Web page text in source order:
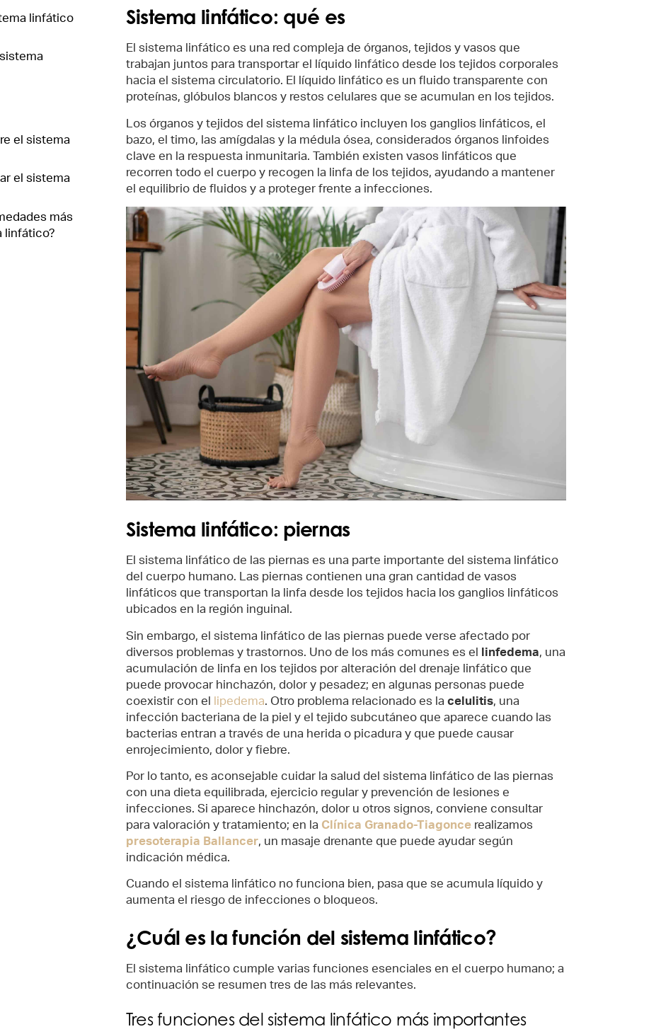
linfático
el sistema
el sistema
más
linfático?
Sistema linfático: qué es
El sistema linfático es una red compleja de órganos, tejidos y vasos que
trabajan juntos para transportar el líquido linfático desde los tejidos corporales
hacia el sistema circulatorio. El líquido linfático es un fluido transparente con
proteínas, glóbulos blancos y restos celulares que se acumulan en los tejidos.
Los órganos y tejidos del sistema linfático incluyen los ganglios linfáticos, el
bazo, el timo, las amígdalas y la médula ósea, considerados órganos linfoides
clave en la respuesta inmunitaria. También existen vasos linfáticos que
recorren todo el cuerpo y recogen la linfa de los tejidos, ayudando a mantener
el equilibrio de fluidos y a proteger frente a infecciones.
Sistema linfático: piernas
El sistema linfático de las piernas es una parte importante del sistema linfático
del cuerpo humano. Las piernas contienen una gran cantidad de vasos
linfáticos que transportan la linfa desde los tejidos hacia los ganglios linfáticos
ubicados en la región inguinal.
Sin embargo, el sistema linfático de las piernas puede verse afectado por
diversos problemas y trastornos. Uno de los más comunes es el
linfedema, una
acumulación de linfa en los tejidos por alteración del drenaje linfático que
puede provocar hinchazón, dolor y pesadez; en algunas personas puede
coexistir con el
lipedema. Otro problema relacionado es la celulitis, una
infección bacteriana de la piel y el tejido subcutáneo que aparece cuando las
bacterias entran a través de una herida o picadura y que puede causar
enrojecimiento, dolor y fiebre.
Por lo tanto, es aconsejable cuidar la salud del sistema linfático de las piernas
con una dieta equilibrada, ejercicio regular y prevención de lesiones e
infecciones. Si aparece hinchazón, dolor u otros signos, conviene consultar
para valoración y tratamiento; en la Clínica Granado-Tiagoncerealizamos
presoterapia Ballancer, un masaje drenante que puede ayudar según
indicación médica.
Cuando el sistema linfático no funciona bien, pasa que se acumula líquido y
aumenta el riesgo de infecciones o bloqueos.
¿Cuál es la función del sistema linfático?
El sistema linfático cumple varias funciones esenciales en el cuerpo humano; a
continuación se resumen tres de las más relevantes.
Tres funciones del sistema linfático más importantes